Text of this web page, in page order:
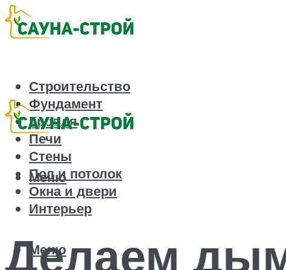
Строительство
Фундамент
Кровля
Печи
Стены
Пол и потолок
Окна и двери
Интерьер
Меню
Меню
Делаем